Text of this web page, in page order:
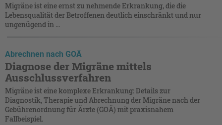
Migräne ist eine ernst zu nehmende Erkrankung, die die
Lebensqualität der Betroffenen deutlich einschränkt und nur
ungenügend in ...
Abrechnen nach GOÄ
Diagnose der Migräne mittels
Ausschlussverfahren
Migräne ist eine komplexe Erkrankung: Details zur
Diagnostik, Therapie und Abrechnung der Migräne nach der
Gebührenordnung für Ärzte (GOÄ) mit praxisnahem
Fallbeispiel.